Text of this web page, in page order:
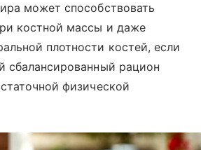
может способствовать
костной массы и даже
плотности костей, если
сбалансированный рацион
физической